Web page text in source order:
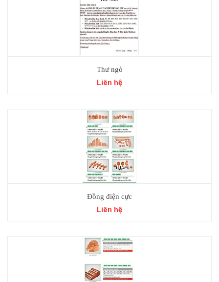
Thư ngỏ
Liên hệ
Đồng điện cực
Liên hệ